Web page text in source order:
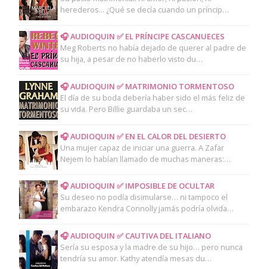
herederos... ¿Qué se decía cuando un príncip…
🎧 AUDIOQUIN ✅ EL PRÍNCIPE CASCANUECES
Meg Roberts no había dejado de querer al padre de
su hija, a pesar de no haberlo visto du…
🎧 AUDIOQUIN ✅ MATRIMONIO TORMENTOSO
El día de su boda debería haber sido el más feliz de
su vida. Pero Billie guardaba un sec…
🎧 AUDIOQUIN ✅ EN EL CALOR DEL DESIERTO
Una mujer capaz de iniciar una guerra. A Zafar
Nejem lo habían llamado de muchas maneras:…
🎧 AUDIOQUIN ✅ IMPOSIBLE DE OCULTAR
Su deseo no podía disimularse… ni tampoco el
embarazo Kendra Connolly jamás podría olvida…
🎧 AUDIOQUIN ✅ CAUTIVA DEL ITALIANO
Sería su esposa y la madre de su hijo… pero nunca
tendría su amor. Kathy atendía mesas du…